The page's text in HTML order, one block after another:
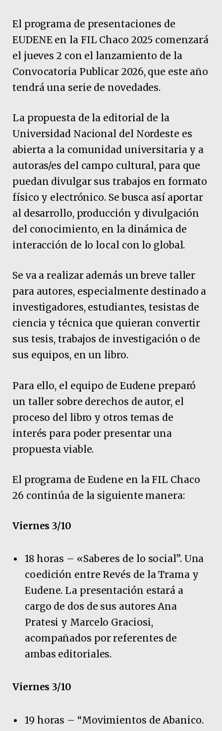
El programa de presentaciones de
EUDENE en la FIL Chaco 2025 comenzará
el jueves 2 con el lanzamiento de la
Convocatoria Publicar 2026, que este año
tendrá una serie de novedades.
La propuesta de la editorial de la
Universidad Nacional del Nordeste es
abierta a la comunidad universitaria y a
autoras/es del campo cultural, para que
puedan divulgar sus trabajos en formato
físico y electrónico. Se busca así aportar
al desarrollo, producción y divulgación
del conocimiento, en la dinámica de
interacción de lo local con lo global.
Se va a realizar además un breve taller
para autores, especialmente destinado a
investigadores, estudiantes, tesistas de
ciencia y técnica que quieran convertir
sus tesis, trabajos de investigación o de
sus equipos, en un libro.
Para ello, el equipo de Eudene preparó
un taller sobre derechos de autor, el
proceso del libro y otros temas de
interés para poder presentar una
propuesta viable.
El programa de Eudene en la FIL Chaco
26 continúa de la siguiente manera:
Viernes 3/10
18 horas – «Saberes de lo social”. Una
coedición entre Revés de la Trama y
Eudene. La presentación estará a
cargo de dos de sus autores Ana
Pratesi y Marcelo Graciosi,
acompañados por referentes de
ambas editoriales.
Viernes 3/10
19 horas – “Movimientos de Abanico.